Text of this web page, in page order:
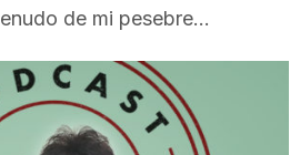
de mi pesebre…